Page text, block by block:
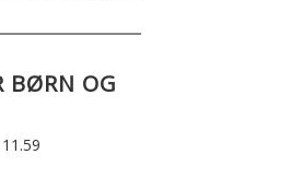
BØRN OG